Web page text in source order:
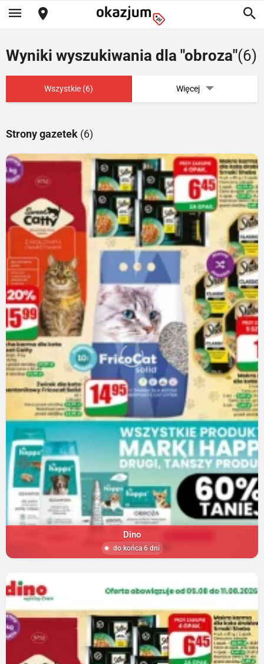
Wyniki wyszukiwania dla "obroza"(6)
Wszystkie (6) Więcej
Strony gazetek (6)
Dino
do końca 6 dni